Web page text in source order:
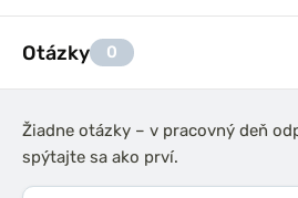
Otázky 0
Žiadne otázky – v pracovný deň
spýtajte sa ako prví.